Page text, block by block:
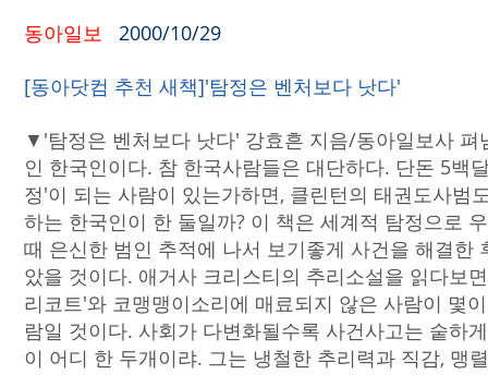
동아일보 2000/10/29
[동아닷컴 추천 새책]'탐정은 벤처보다 낫다'
▼'탐정은 벤처보다 낫다' 강효흔 지음/동아일보사
인 한국인이다. 참 한국사람들은 대단하다. 단돈 5백
정'이 되는 사람이 있는가하면, 클린턴의 태권도사범
하는 한국인이 한 둘일까? 이 책은 세계적 탐정으로
때 은신한 범인 추적에 나서 보기좋게 사건을 해결
았을 것이다. 애거사 크리스티의 추리소설을 읽다보
리코트'와 코맹맹이소리에 매료되지 않은 사람이 몇
람일 것이다. 사회가 다변화될수록 사건사고는 숱하
이 어디 한 두개이랴. 그는 냉철한 추리력과 직감, 맹